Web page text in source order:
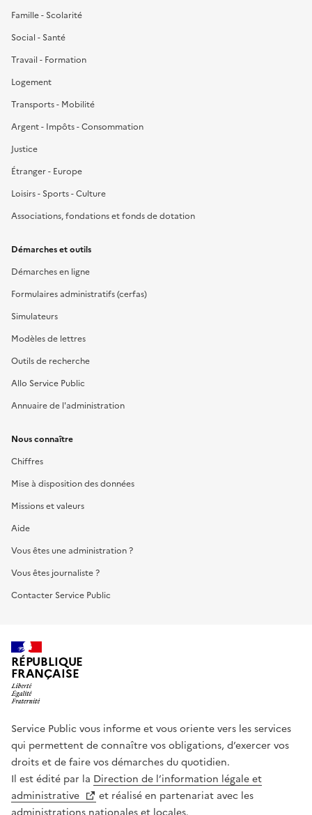
Famille - Scolarité
Social - Santé
Travail - Formation
Logement
Transports - Mobilité
Argent - Impôts - Consommation
Justice
Étranger - Europe
Loisirs - Sports - Culture
Associations, fondations et fonds de dotation
Démarches et outils
Démarches en ligne
Formulaires administratifs (cerfas)
Simulateurs
Modèles de lettres
Outils de recherche
Allo Service Public
Annuaire de l'administration
Nous connaître
Chiffres
Mise à disposition des données
Missions et valeurs
Aide
Vous êtes une administration ?
Vous êtes journaliste ?
Contacter Service Public
RÉPUBLIQUE
FRANÇAISE
Service Public vous informe et vous oriente vers les services
qui permettent de connaître vos obligations, d’exercer vos
droits et de faire vos démarches du quotidien.
Il est édité par la Direction de l’information légale et
administrative
et réalisé en partenariat avec les